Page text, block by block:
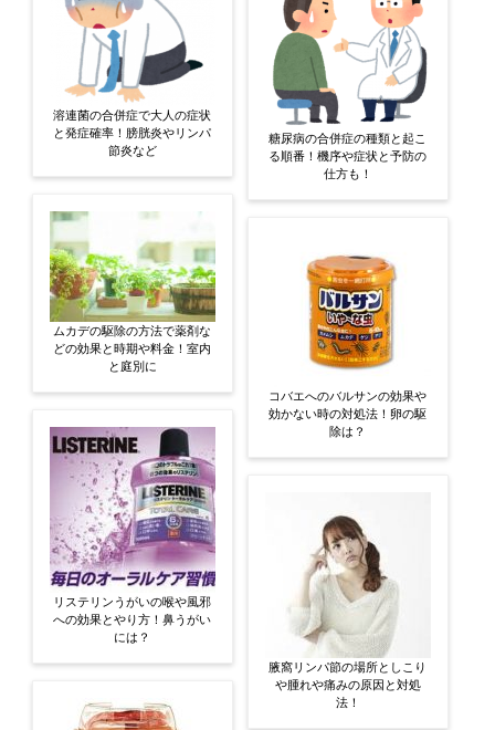
溶連菌の合併症で大人の症状
と発症確率！膀胱炎やリンパ
節炎など
ムカデの駆除の方法で薬剤な
どの効果と時期や料金！室内
と庭別に
リステリンうがいの喉や風邪
への効果とやり方！鼻うがい
には？
糖尿病の合併症の種類と起こ
る順番！機序や症状と予防の
仕方も！
コバエへのバルサンの効果や
効かない時の対処法！卵の駆
除は？
腋窩リンパ節の場所としこり
や腫れや痛みの原因と対処
法！